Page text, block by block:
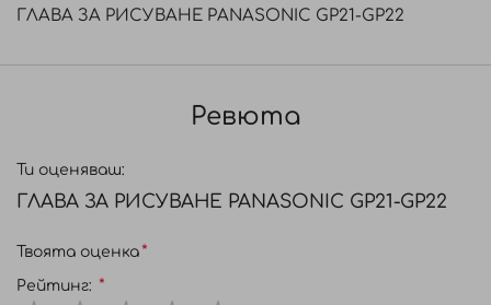
ГЛАВА ЗА РИСУВАНЕ PANASONIC GP21-GP22
Ревюта
Ти оценяваш:
ГЛАВА ЗА РИСУВАНЕ PANASONIC GP21-GP22
Твоята оценка
Рейтинг: